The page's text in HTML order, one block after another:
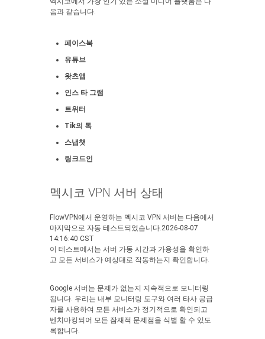
음과 같습니다.
페이스북
유튜브
왓츠앱
인스 타 그램
트위터
Tik의 톡
스냅챗
링크드인
멕시코 VPN 서버 상태
FlowVPN에서 운영하는 멕시코 VPN 서버는 다음에서
마지막으로 자동 테스트되었습니다.2026-08-07
14:16:40 CST
이 테스트에서는 서버 가동 시간과 가용성을 확인하
고 모든 서비스가 예상대로 작동하는지 확인합니다.
Google 서버는 문제가 없는지 지속적으로 모니터링
됩니다. 우리는 내부 모니터링 도구와 여러 타사 공급
자를 사용하여 모든 서비스가 정기적으로 확인되고
벤치마킹되어 모든 잠재적 문제점을 식별 할 수 있도
록합니다.